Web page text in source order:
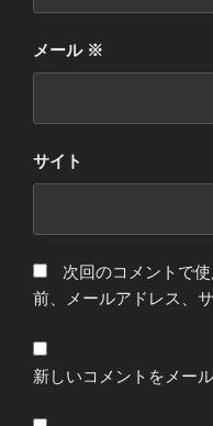
メール ※
サイト
次回のコメントで
前、メールアドレス、
新しいコメントをメー